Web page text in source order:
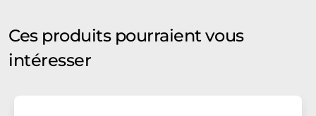
Ces produits pourraient vous
intéresser